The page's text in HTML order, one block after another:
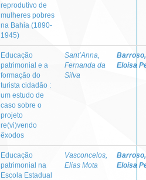
reprodutivo de
mulheres pobres
na Bahia (1890-
1945)
Educação
patrimonial e a
formação do
turista cidadão :
um estudo de
caso sobre o
projeto
re(vi)vendo
êxodos
Sant’Anna,
Fernanda da
Silva
Barroso,
Eloisa
Educação
patrimonial na
Escola Estadual
Vasconcelos,
Elias Mota
Barroso,
Eloisa